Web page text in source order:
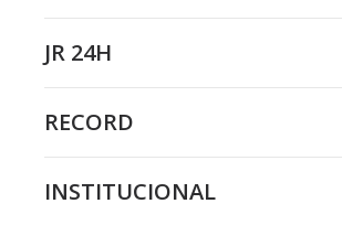
JR 24H
RECORD
INSTITUCIONAL